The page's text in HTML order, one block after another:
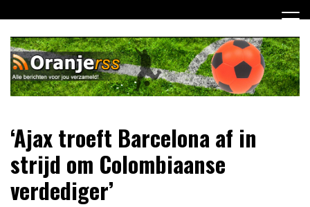
naar
inhoud
Oranje RSS
niets meer van het Nederlands Elftal op weg naar het EK
2012!
‘Ajax troeft Barcelona af in
strijd om Colombiaanse
verdediger’